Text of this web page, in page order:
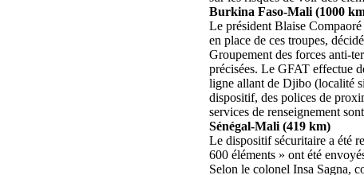
Burkina Faso-Mali (1000
Le président Blaise
en place de ces troupes,
Groupement des forces anti-
précisées. Le GFAT effectue
ligne allant de Djibo (localité
dispositif, des polices de
services de renseignement
Sénégal-Mali (419 km)
Le dispositif sécuritaire a été
600 éléments » ont été
Selon le colonel Insa Sagna,